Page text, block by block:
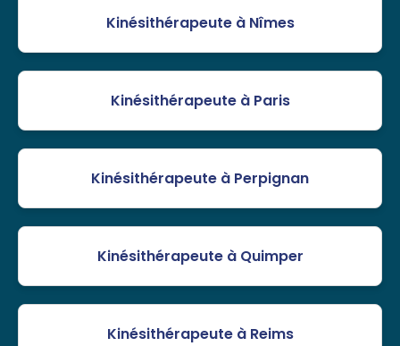
Kinésithérapeute à Nîmes
Kinésithérapeute à Paris
Kinésithérapeute à Perpignan
Kinésithérapeute à Quimper
Kinésithérapeute à Reims